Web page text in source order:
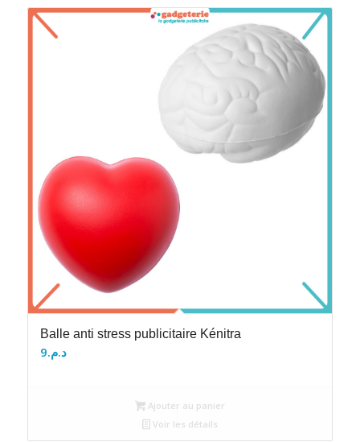
Balle anti stress publicitaire Kénitra
د.م.9
Ajouter au panier
Voir les détails